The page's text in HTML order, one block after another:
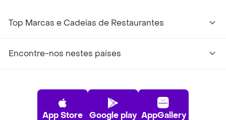
Top Marcas e Cadeias de Restaurantes
Encontre-nos nestes países
App Store Google play AppGallery